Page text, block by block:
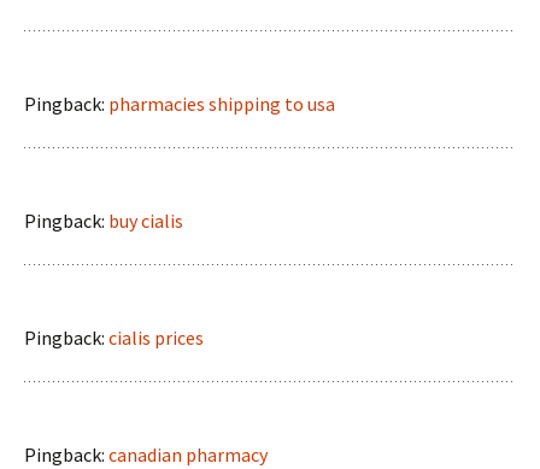
Pingback: pharmacies shipping to usa
Pingback: buy cialis
Pingback: cialis prices
Pingback: canadian pharmacy